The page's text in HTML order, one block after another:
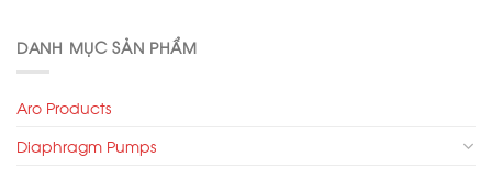
DANH MỤC SẢN PHẨM
Aro Products
Diaphragm Pumps